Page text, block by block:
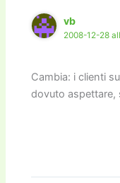
vb
2008-12-28
Cambia: i clienti
dovuto aspettare,